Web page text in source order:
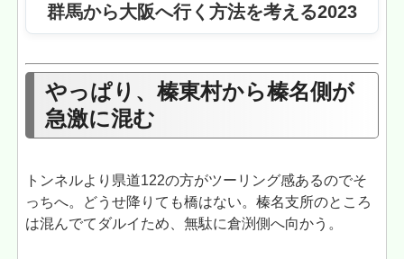
群馬から大阪へ行く方法を考える2023
やっぱり、榛東村から榛名側が
急激に混む
トンネルより県道122の方がツーリング感あるのでそ
っちへ。どうせ降りても橋はない。榛名支所のところ
は混んでてダルイため、無駄に倉渕側へ向かう。